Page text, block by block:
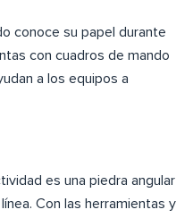
conoce su papel durante
con cuadros de mando
a los equipos a
es una piedra angular
Con las herramientas y